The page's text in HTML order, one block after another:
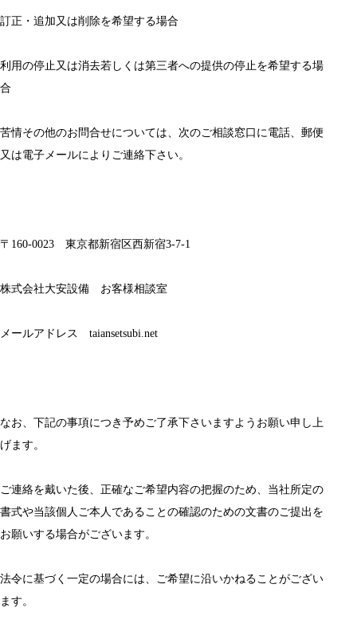
訂正・追加又は削除を希望する場合
利用の停止又は消去若しくは第三者への提供の停止を希望する場
合
苦情その他のお問合せについては、次のご相談窓口に電話、郵便
又は電子メールによりご連絡下さい。
〒160-0023　東京都新宿区西新宿3-7-1
株式会社大安設備　お客様相談室
メールアドレス　taiansetsubi.net
なお、下記の事項につき予めご了承下さいますようお願い申し上
げます。
ご連絡を戴いた後、正確なご希望内容の把握のため、当社所定の
書式や当該個人ご本人であることの確認のための文書のご提出を
お願いする場合がございます。
法令に基づく一定の場合には、ご希望に沿いかねることがござい
ます。